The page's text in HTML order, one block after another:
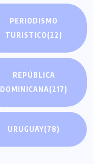
PERIODISMO
TURISTICO(22)
REPÚBLICA
DOMINICANA(217)
URUGUAY(78)